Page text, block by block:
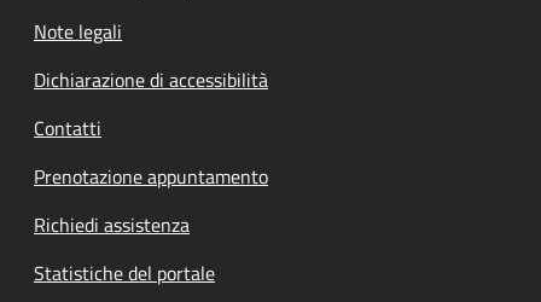
Note legali
Dichiarazione di accessibilità
Contatti
Prenotazione appuntamento
Richiedi assistenza
Statistiche del portale